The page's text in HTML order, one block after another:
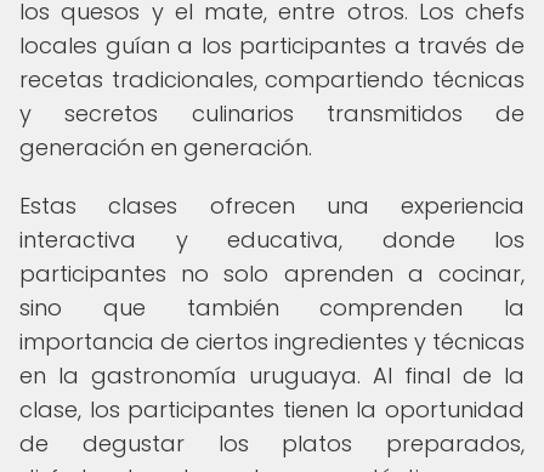
los quesos y el mate, entre otros. Los chefs
locales guían a los participantes a través de
recetas tradicionales, compartiendo técnicas
y secretos culinarios transmitidos de
generación en generación.
Estas clases ofrecen una experiencia
interactiva y educativa, donde los
participantes no solo aprenden a cocinar,
sino que también comprenden la
importancia de ciertos ingredientes y técnicas
en la gastronomía uruguaya. Al final de la
clase, los participantes tienen la oportunidad
de degustar los platos preparados,